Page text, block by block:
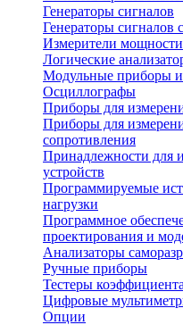
Генераторы сигналов
Генераторы сигналов
Измерители мощности
Логические
Модульные приборы
Осциллографы
Приборы для
Приборы для
сопротивления
Принадлежности для
устройств
Программируемые
нагрузки
Программное
проектирования и
Анализаторы
Ручные приборы
Тестеры
Цифровые
Опции